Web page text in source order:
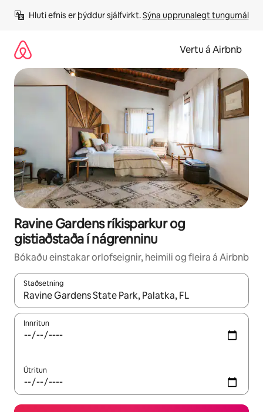
beint
Hluti efnis er þýddur sjálfvirkt. Sýna upprunalegt tungumál
Vertu á Airbnb
Ravine Gardens ríkisparkur og
gistiaðstaða í nágrenninu
Bókaðu einstakar orlofseignir, heimili og fleira á Airbnb
Staðsetning
Þegar niðurstöður liggja fyrir skaltu nota upp og niður
Innritun
Útritun